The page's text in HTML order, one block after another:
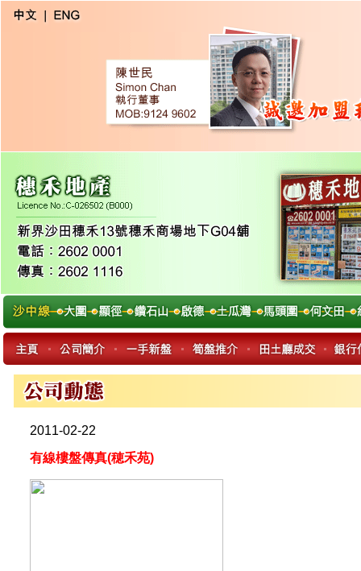
2011-02-22
有線樓盤傳真(穂禾苑)